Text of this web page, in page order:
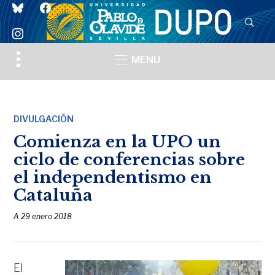
blueskyfacebook
instagram
Toggle
sidebar
MENU
DIVULGACIÓN
Comienza en la UPO un
ciclo de conferencias sobre
el independentismo en
Cataluña
A29 enero 2018
El